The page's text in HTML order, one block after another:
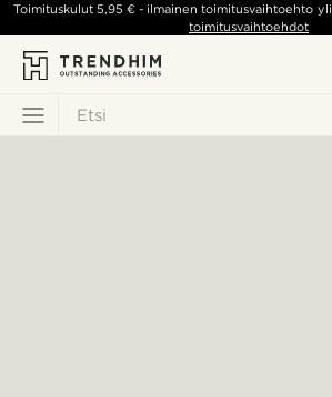
Etsi
Toimituskulut5,95 € - ilmainen toimitusvaihtoehto yli
toimitusvaihtoehdot